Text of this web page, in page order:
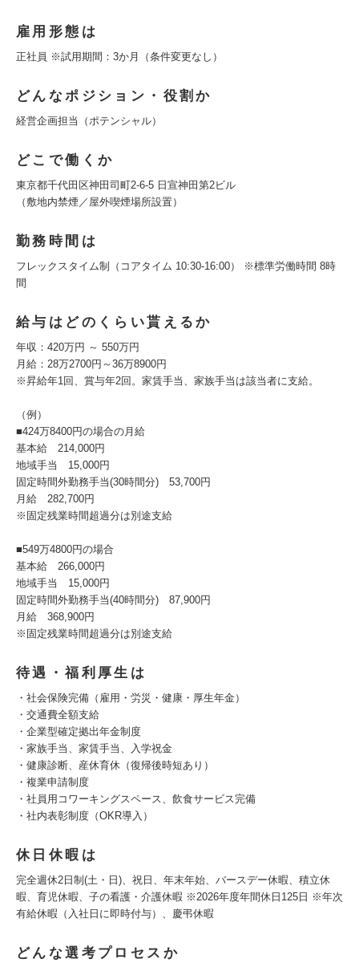
雇用形態は
正社員 ※試用期間：3か月（条件変更なし）
どんなポジション・役割か
経営企画担当（ポテンシャル）
どこで働くか
東京都千代田区神田司町2-6-5 日宣神田第2ビル
（敷地内禁煙／屋外喫煙場所設置）
勤務時間は
フレックスタイム制（コアタイム 10:30-16:00） ※標準労働時間 8時
間
給与はどのくらい貰えるか
年収：420万円 ～ 550万円
月給：28万2700円～36万8900円
※昇給年1回、賞与年2回。家賃手当、家族手当は該当者に支給。
（例）
■424万8400円の場合の月給
基本給 214,000円
地域手当 15,000円
固定時間外勤務手当(30時間分) 53,700円
月給 282,700円
※固定残業時間超過分は別途支給
■549万4800円の場合
基本給 266,000円
地域手当 15,000円
固定時間外勤務手当(40時間分) 87,900円
月給 368,900円
※固定残業時間超過分は別途支給
待遇・福利厚生は
・社会保険完備（雇用・労災・健康・厚生年金）
・交通費全額支給
・企業型確定拠出年金制度
・家族手当、家賃手当、入学祝金
・健康診断、産休育休（復帰後時短あり）
・複業申請制度
・社員用コワーキングスペース、飲食サービス完備
・社内表彰制度（OKR導入）
休日休暇は
完全週休2日制(土・日)、祝日、年末年始、バースデー休暇、積立休
暇、育児休暇、子の看護・介護休暇 ※2026年度年間休日125日 ※年次
有給休暇（入社日に即時付与）、慶弔休暇
どんな選考プロセスか